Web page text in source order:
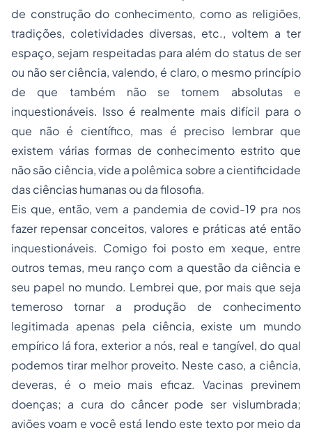
de construção do conhecimento, como as religiões,
tradições, coletividades diversas, etc., voltem a ter
espaço, sejam respeitadas para além do status de ser
ou não ser ciência, valendo, é claro, o mesmo princípio
de que também não se tornem absolutas e
inquestionáveis. Isso é realmente mais difícil para o
que não é científico, mas é preciso lembrar que
existem várias formas de conhecimento estrito que
não são ciência, vide a polêmica sobre a cientificidade
das ciências humanas ou da filosofia.
Eis que, então, vem a pandemia de covid-19 pra nos
fazer repensar conceitos, valores e práticas até então
inquestionáveis. Comigo foi posto em xeque, entre
outros temas, meu ranço com a questão da ciência e
seu papel no mundo. Lembrei que, por mais que seja
temeroso tornar a produção de conhecimento
legitimada apenas pela ciência, existe um mundo
empírico lá fora, exterior a nós, real e tangível, do qual
podemos tirar melhor proveito. Neste caso, a ciência,
deveras, é o meio mais eficaz. Vacinas previnem
doenças; a cura do câncer pode ser vislumbrada;
aviões voam e você está lendo este texto por meio da